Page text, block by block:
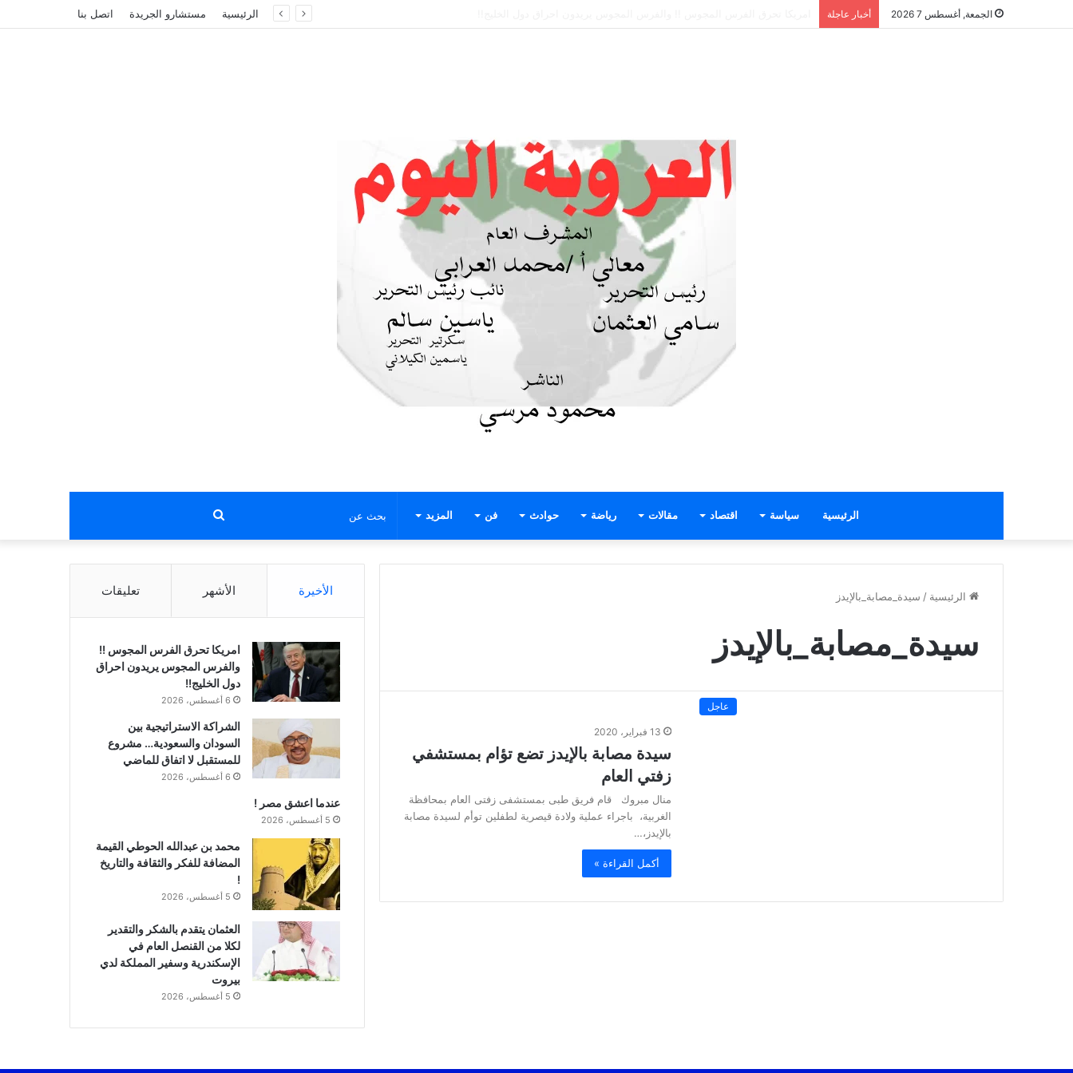
الجمعة, أغسطس 7 2026 أخبار عاجلة الرئيسية مستشارو الجريدة اتصل بنا
الرئيسية سياسة اقتصاد مقالات رياضة حوادث فن المزيد بحث
عن
الرئيسية / سيدة_مصابة_بالإيدز
سيدة_مصابة_بالإيدز
عاجل
13 فبراير، 2020
سيدة مصابة بالإيدز تضع تؤام بمستشفي
زفتي العام
منال مبروك قام فريق طبى بمستشفى زفتى العام بمحافظة
الغربية، باجراء عملية ولادة قيصرية لطفلين توأم لسيدة مصابة
بالإيدز،…
أكمل القراءة »
الأخيرة الأشهر تعليقات
امريكا تحرق الفرس المجوس !!
والفرس المجوس يريدون احراق
دول الخليج!!
6 أغسطس، 2026
الشراكة الاستراتيجية بين
السودان والسعودية… مشروع
للمستقبل لا اتفاق للماضي
6 أغسطس، 2026
عندما اعشق مصر !
5 أغسطس، 2026
محمد بن عبدالله الحوطي القيمة
المضافة للفكر والثقافة والتاريخ
!
5 أغسطس، 2026
العثمان يتقدم بالشكر والتقدير
لكلا من القنصل العام في
الإسكندرية وسفير المملكة لدي
بيروت
5 أغسطس، 2026